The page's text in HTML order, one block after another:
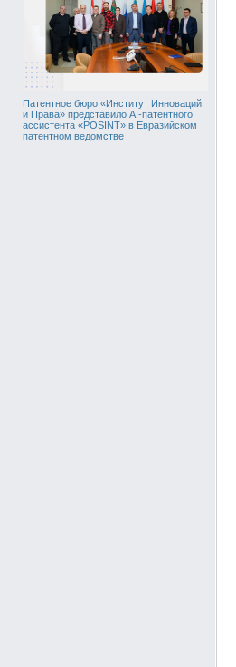
Патентное бюро «Институт Инноваций
и Права» представило AI-патентного
ассистента «POSINT» в Евразийском
патентном ведомстве